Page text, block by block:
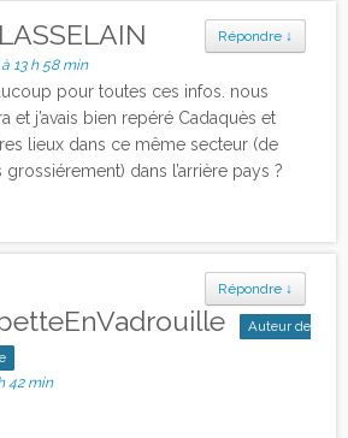
Répondre ↓
13 h 58 min
pour toutes ces infos. nous
et j’avais bien repéré Cadaquès et
lieux dans ce même secteur (de
dans l’arrière pays ?
Répondre ↓
Auteur de
42 min